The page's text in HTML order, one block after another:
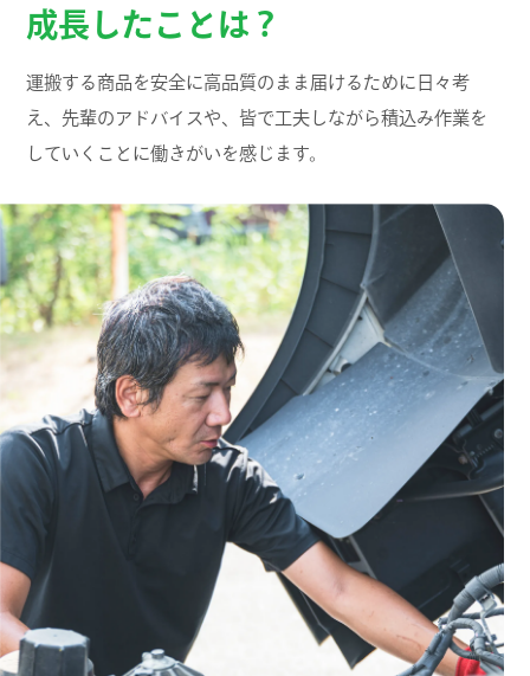
成長したことは？
運搬する商品を安全に高品質のまま届けるために日々考
え、先輩のアドバイスや、皆で工夫しながら積込み作業を
していくことに働きがいを感じます。